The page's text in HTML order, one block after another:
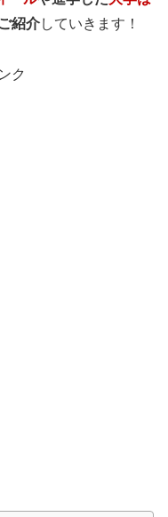
紹介していきます！
ク